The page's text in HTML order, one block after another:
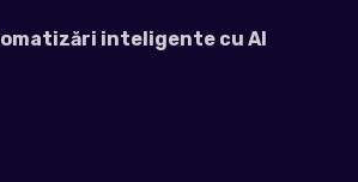
inteligente cu AI